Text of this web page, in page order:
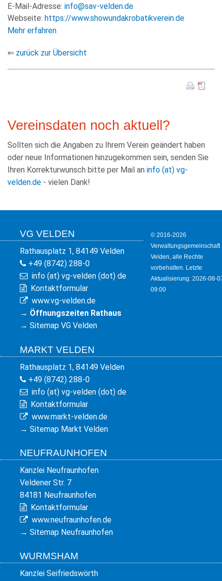
E-Mail-Adresse: info@sav-velden.de
Webseite: https://www.showundakrobatikverein.de
Mehr erfahren
⇐ zurück zur Übersicht
Vereinsdaten noch aktuell?
Sollten sich die Angaben zu Ihrem Verein geändert haben
oder neue Informationen hinzugekommen sein, senden Sie
Ihren Korrekturwunsch bitte per Mail an info (at) vg-
velden.de - vielen Dank!
VG VELDEN
Rathausplatz 1, 84149 Velden
+49 (8742) 288-0
info (at) vg-velden (dot) de
Kontaktformular
www.vg-velden.de
→ Öffnungszeiten Rathaus
→ Sitemap VG Velden
MARKT VELDEN
Rathausplatz 1, 84149 Velden
+49 (8742) 288-0
info (at) vg-velden (dot) de
Kontaktformular
www.markt-velden.de
→ Sitemap Markt Velden
NEUFRAUNHOFEN
Kanzlei Neufraunhofen
Veldener Str. 7
84181 Neufraunhofen
Kontaktformular
www.neufraunhofen.de
→ Sitemap Neufraunhofen
WURMSHAM
Kanzlei Seifriedswörth
© 2016-2026
Verwaltungsgemeinschaft
Velden, alle Rechte
vorbehalten. Letzte
Aktualisierung: 2026-08-
09:00